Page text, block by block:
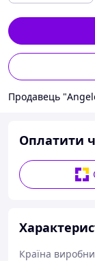
Оплатити
Країна